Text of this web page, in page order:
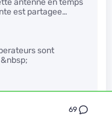
69
antenne en temps
est partagee…
sont